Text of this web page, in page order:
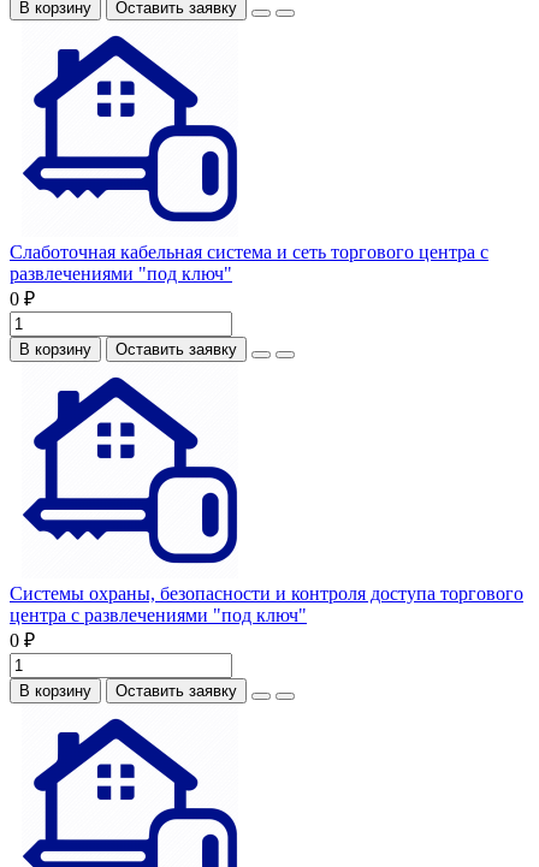
В корзину Оставить заявку
Слаботочная кабельная система и сеть торгового центра с
развлечениями "под ключ"
0 ₽
В корзину Оставить заявку
Системы охраны, безопасности и контроля доступа торгового
центра с развлечениями "под ключ"
0 ₽
В корзину Оставить заявку